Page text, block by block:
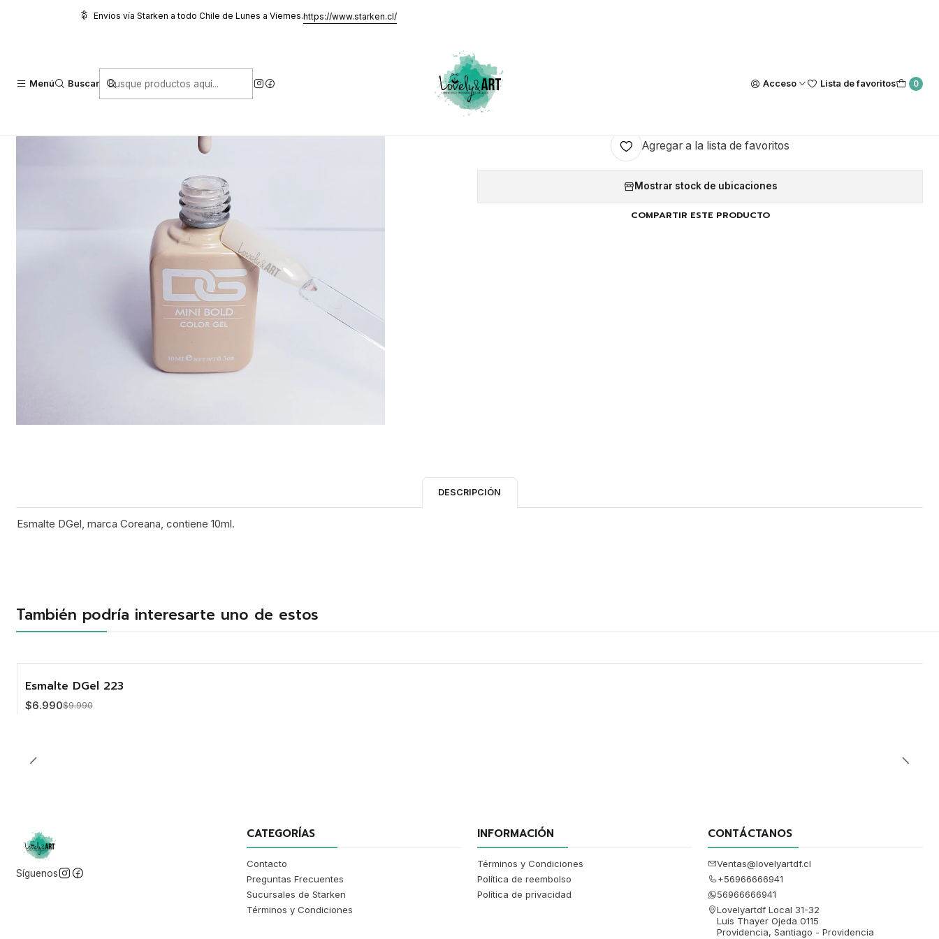
Menú Buscar Acceso Lista de favoritos 0
Envios vía Starken a todo Chile de Lunes a Viernes.https://www.starken.cl/
Manicure Esmaltes Permanente DGel Esmalte DGel 224
Esmalte DGel 224
Cantidad
Agregar a la lista de favoritos
Mostrar stock de ubicaciones
COMPARTIR ESTE PRODUCTO
DESCRIPCIÓN
Esmalte DGel, marca Coreana, contiene 10ml.
También podría interesarte uno de estos
Esmalte DGel 223
$6.990$9.990
Síguenos
CATEGORÍAS
Contacto
Preguntas Frecuentes
Sucursales de Starken
Términos y Condiciones
INFORMACIÓN
Términos y Condiciones
Política de reembolso
Política de privacidad
CONTÁCTANOS
Ventas@lovelyartdf.cl
+56966666941
56966666941
Lovelyartdf Local 31-32
Luis Thayer Ojeda 0115
Providencia, Santiago - Providencia